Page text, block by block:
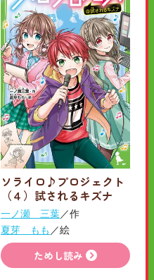
ソライロ♪プロジェクト
（４）試されるキズナ
一ノ瀬 三葉／作
夏芽 もも ／絵
ためし読み